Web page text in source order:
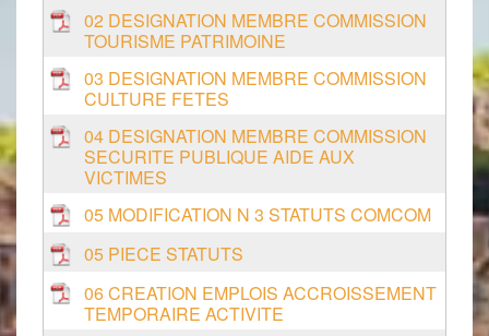
02 DESIGNATION MEMBRE COMMISSION
TOURISME PATRIMOINE
03 DESIGNATION MEMBRE COMMISSION
CULTURE FETES
04 DESIGNATION MEMBRE COMMISSION
SECURITE PUBLIQUE AIDE AUX
VICTIMES
05 MODIFICATION N 3 STATUTS COMCOM
05 PIECE STATUTS
06 CREATION EMPLOIS ACCROISSEMENT
TEMPORAIRE ACTIVITE